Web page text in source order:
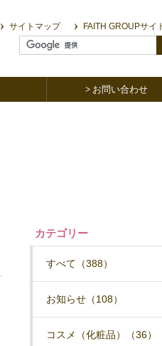
お問い合わせ
サイトマップ FAITH GROUPサイ
カテゴリー
すべて（388）
お知らせ（108）
コスメ（化粧品）（36）